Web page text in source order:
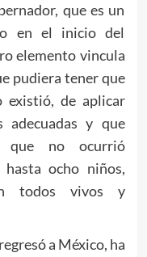
que es un
en el inicio del
elemento vincula
pudiera tener que
existió, de aplicar
adecuadas y que
que no ocurrió
ocho niños,
todos vivos y
a México, ha